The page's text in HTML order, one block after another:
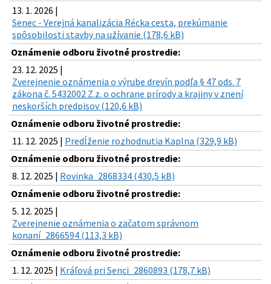
13. 1. 2026 |
Senec - Verejná kanalizácia Récka cesta, prekúmanie
spôsobilosti stavby na užívanie (178,6 kB)
Oznámenie odboru životné prostredie:
23. 12. 2025 |
Zverejnenie oznámenia o výrube drevín podľa § 47 ods. 7
zákona č. 5432002 Z.z. o ochrane prírody a krajiny v znení
neskorších predpisov (120,6 kB)
Oznámenie odboru životné prostredie:
11. 12. 2025 | Predĺženie rozhodnutia Kaplna (329,9 kB)
Oznámenie odboru životné prostredie:
8. 12. 2025 | Rovinka_2868334 (430,5 kB)
Oznámenie odboru životné prostredie:
5. 12. 2025 |
Zverejnenie oznámenia o začatom správnom
konaní_2866594 (113,3 kB)
Oznámenie odboru životné prostredie:
1. 12. 2025 | Kráľová pri Senci_2860893 (178,7 kB)